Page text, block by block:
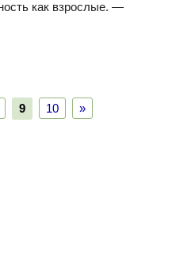
как взрослые. —
9 10 »